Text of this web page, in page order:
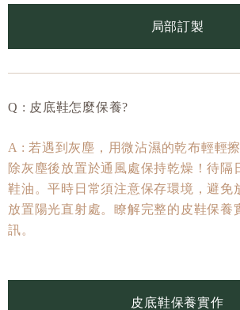
局部訂製
Q : 皮底鞋怎麼保養?
A : 若遇到灰塵，用微沾濕的乾布輕輕
除灰塵後放置於通風處保持乾燥！待隔
鞋油。平時日常須注意保存環境，避免
放置陽光直射處。瞭解完整的皮鞋保養
訊。
皮底鞋保養實作